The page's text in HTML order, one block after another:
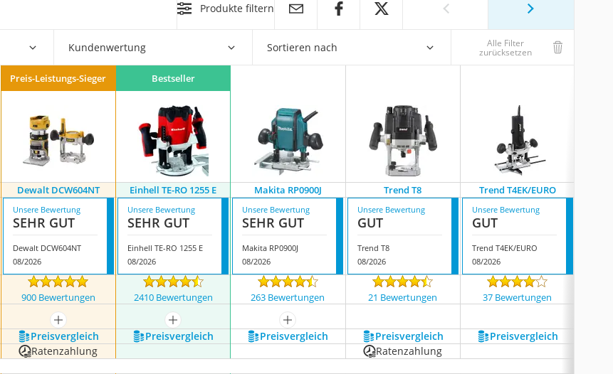
Produkte filtern
Kundenwertung Sortieren nach Alle Filter
zurücksetzen
Preis-Leistungs-Sieger Bestseller
Dewalt DCW604NT Einhell TE-RO 1255 E Makita RP0900J Trend T8 Trend T4EK/EURO
Unsere Bewertung
SEHR GUT
Dewalt DCW604NT
08/2026
Unsere Bewertung
SEHR GUT
Einhell TE-RO 1255 E
08/2026
Unsere Bewertung
SEHR GUT
Makita RP0900J
08/2026
Unsere Bewertung
GUT
Trend T8
08/2026
Unsere Bewertung
GUT
Trend T4EK/EURO
08/2026
900 Bewertungen 2410 Bewertungen 263 Bewertungen 21 Bewertungen 37 Bewertungen
mehr anzeigen mehr anzeigen
mehr anzeigen
Preis­vergleich Preis­vergleich Preis­vergleich Preis­vergleich Preis­vergleich
Ratenzahlung Ratenzahlung